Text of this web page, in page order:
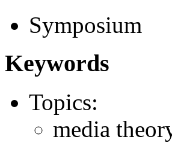
Symposium
Keywords
Topics:
media